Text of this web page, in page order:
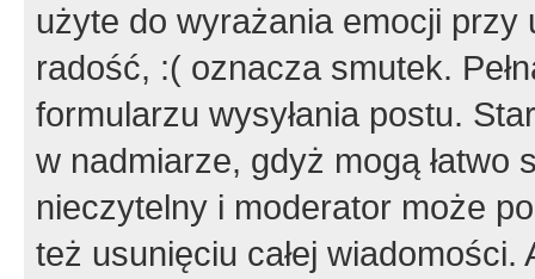
użyte do wyrażania emocji
radość, :( oznacza smutek.
formularzu wysyłania postu.
w nadmiarze, gdyż mogą
nieczytelny i moderator może
też usunięciu całej